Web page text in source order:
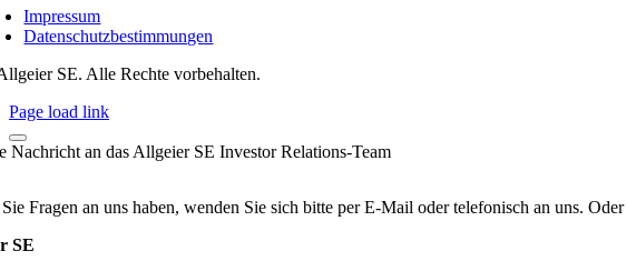
Impressum
Datenschutzbestimmungen
SE. Alle Rechte vorbehalten.
Page load link
Nachricht an das Allgeier SE Investor Relations-Team
Fragen an uns haben, wenden Sie sich bitte per E-Mail oder telefonisch an uns.
SE